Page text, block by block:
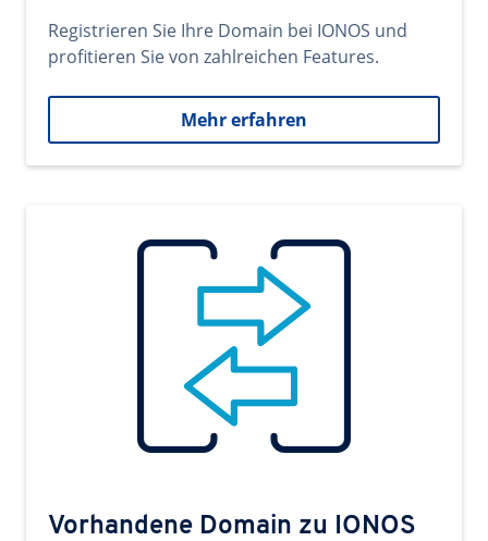
Registrieren Sie Ihre Domain bei IONOS und
profitieren Sie von zahlreichen Features.
Mehr erfahren
Vorhandene Domain zu IONOS